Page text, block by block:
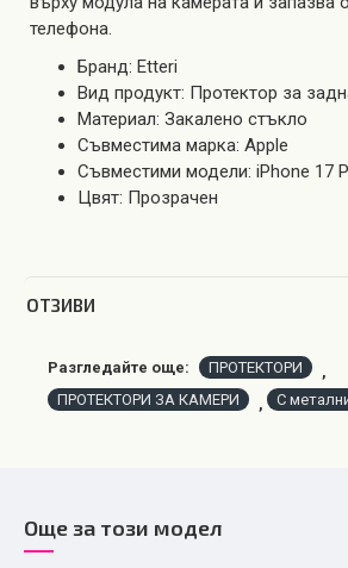
телефона.
Бранд: Etteri
Вид продукт: Протектор за
Материал: Закалено стъкло
Съвместима марка: Apple
Съвместими модели: iPhone 17
Цвят: Прозрачен
OТЗИВИ
Разгледайте още: ПРОТЕКТОРИ
,
ПРОТЕКТОРИ ЗА КАМЕРИ
, С
Още за този модел